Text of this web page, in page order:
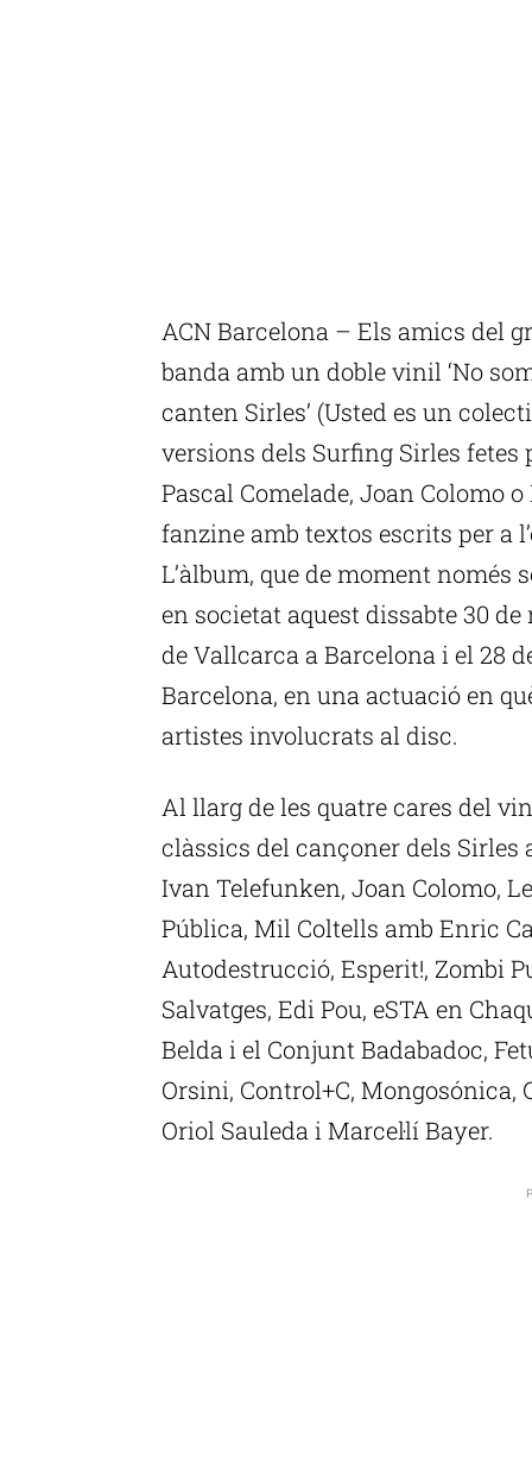
ACN Barcelona – Els amics del
banda amb un doble vinil ‘No
canten Sirles’ (Usted es un
versions dels Surfing Sirles fetes
Pascal Comelade, Joan Colomo
fanzine amb textos escrits per a
L’àlbum, que de moment
en societat aquest dissabte 30
de Vallcarca a Barcelona i el 28
Barcelona, en una actuació en
artistes involucrats al disc.
Al llarg de les quatre cares del
clàssics del cançoner dels Sirles
Ivan Telefunken, Joan Colomo,
Pública, Mil Coltells amb Enric
Autodestrucció, Esperit!, Zombi
Salvatges, Edi Pou, eSTA en
Belda i el Conjunt Badabadoc,
Orsini, Control+C,
Oriol Sauleda i Marcel·lí Bayer.